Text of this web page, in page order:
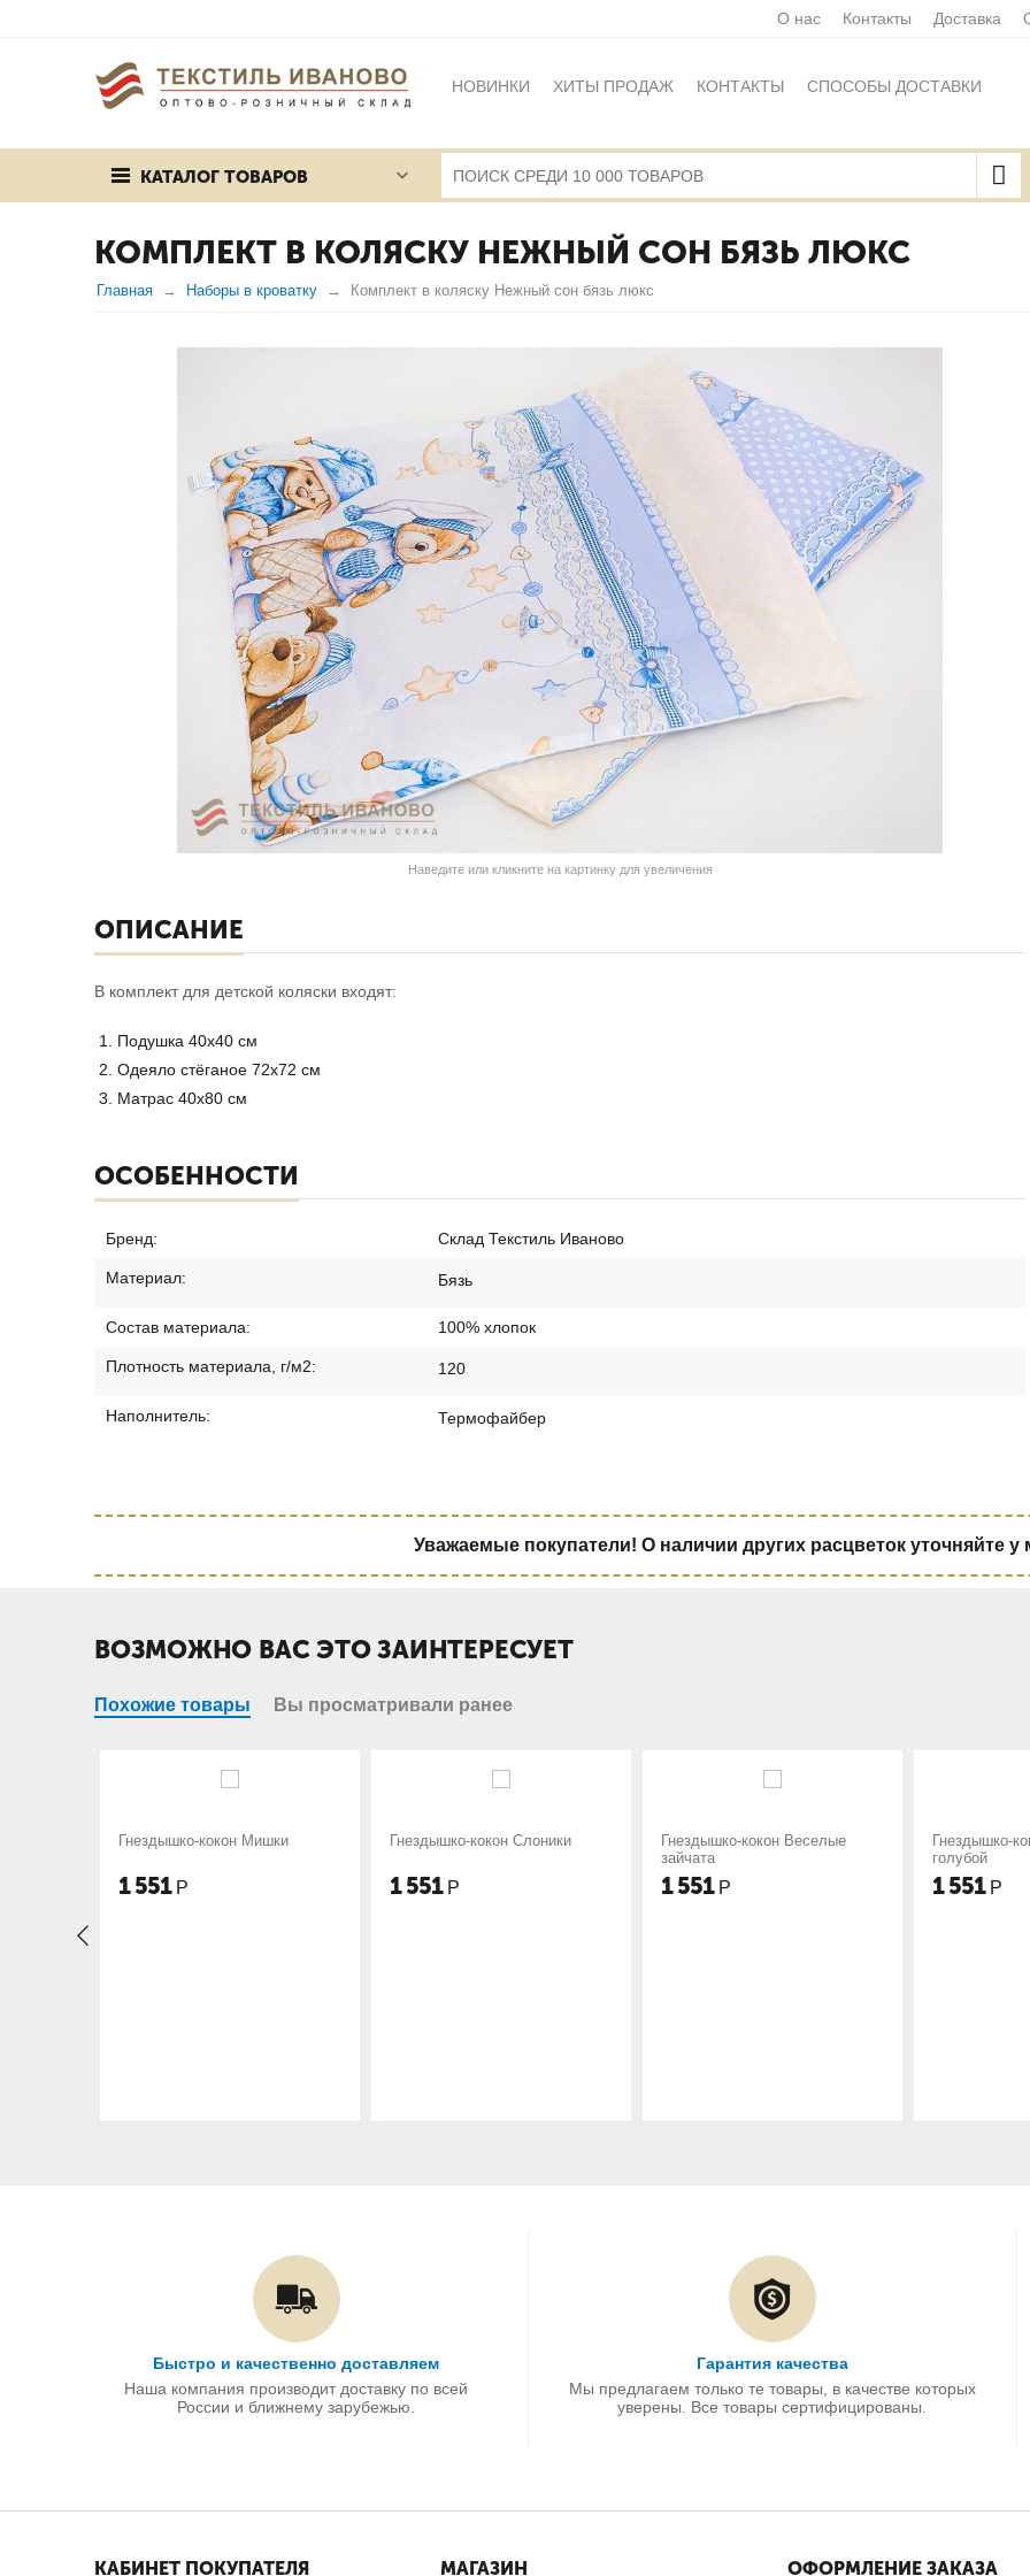
О нас Контакты Доставка
НОВИНКИ ХИТЫ ПРОДАЖ КОНТАКТЫ СПОСОБЫ ДОСТАВКИ
ПУБЛИЧНАЯ ОФЕРТА
КАТАЛОГ ТОВАРОВ
КОМПЛЕКТ В КОЛЯСКУ НЕЖНЫЙ СОН БЯЗЬ ЛЮКС
Главная Наборы в кроватку Комплект в коляску Нежный сон бязь люкс
Наведите или кликните на картинку для увеличения
ОПИСАНИЕ
В комплект для детской коляски входят:
Подушка 40х40 см
Одеяло стёганое 72х72 см
Матрас 40х80 см
ОСОБЕННОСТИ
Бренд: Склад Текстиль Иваново
Материал: Бязь
Состав материала: 100% хлопок
Плотность материала, г/м2: 120
Наполнитель: Термофайбер
Уважаемые покупатели! О наличии других расцветок уточняйте у
ВОЗМОЖНО ВАС ЭТО ЗАИНТЕРЕСУЕТ
Похожие товары Вы просматривали ранее
Гнездышко-кокон Слоники
1 551
Гнездышко-кокон Веселые
1 551
Гнездышко-кокон Баю бай
голубой
1 551 1 551
Быстро и качественно доставляем
Наша компания производит доставку по всей
России и ближнему зарубежью.
Гарантия качества
Мы предлагаем только те товары, в качестве которых
уверены. Все товары сертифицированы.
КАБИНЕТ ПОКУПАТЕЛЯ МАГАЗИН ОФОРМЛЕНИЕ ЗАКАЗА